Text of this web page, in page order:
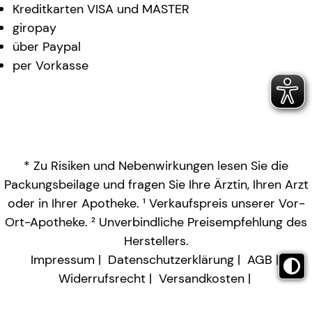
Kreditkarten VISA und MASTER
giropay
über Paypal
per Vorkasse
* Zu Risiken und Nebenwirkungen lesen Sie die
Packungsbeilage und fragen Sie Ihre Ärztin, Ihren Arzt
oder in Ihrer Apotheke. ¹ Verkaufspreis unserer Vor-
Ort-Apotheke. ² Unverbindliche Preisempfehlung des
Herstellers.
Impressum
Datenschutzerklärung
AGB
Widerrufsrecht
Versandkosten